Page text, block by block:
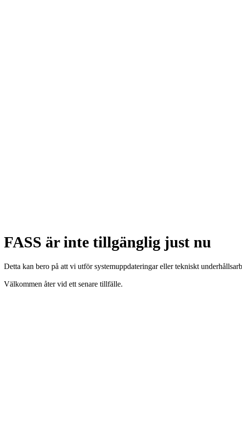
FASS är inte tillgänglig just nu
Detta kan bero på att vi utför systemuppdateringar eller tekniskt
Välkommen åter vid ett senare tillfälle.